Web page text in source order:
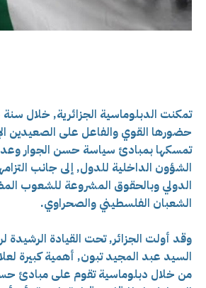
حضورها القوي والفاعل على الصعيدين
تمسكها بمبادئ سياسة حسن الجوار
الشؤون الداخلية للدول, إلى جانب
الدولي وبالحقوق المشروعة للشعوب
الشعبان الفلسطيني والصحراوي.
وقد أولت الجزائر, تحت القيادة الرشيدة
السيد عبد المجيد تبون, أهمية كبيرة
من خلال دبلوماسية تقوم على مبادئ حسن